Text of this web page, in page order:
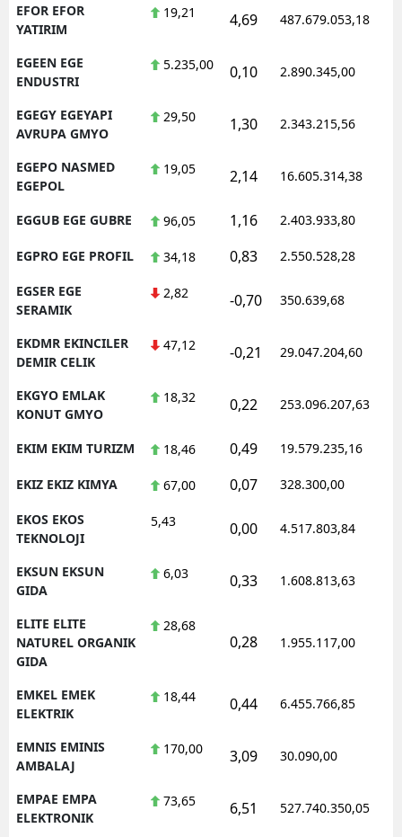
EFOR EFOR
YATIRIM
19,21 4,69 487.679.053,18
EGEEN EGE
ENDUSTRI
5.235,00 0,10 2.890.345,00
EGEGY EGEYAPI
AVRUPA GMYO
29,50 1,30 2.343.215,56
EGEPO NASMED
EGEPOL
19,05 2,14 16.605.314,38
EGGUB EGE GUBRE 96,05 1,16 2.403.933,80
EGPRO EGE PROFIL 34,18 0,83 2.550.528,28
EGSER EGE
SERAMIK
2,82 -0,70 350.639,68
EKDMR EKINCILER
DEMIR CELIK
47,12 -0,21 29.047.204,60
EKGYO EMLAK
KONUT GMYO
18,32 0,22 253.096.207,63
EKIM EKIM TURIZM 18,46 0,49 19.579.235,16
EKIZ EKIZ KIMYA 67,00 0,07 328.300,00
EKOS EKOS
TEKNOLOJI
5,43 0,00 4.517.803,84
EKSUN EKSUN
GIDA
6,03 0,33 1.608.813,63
ELITE ELITE
NATUREL ORGANIK
GIDA
28,68
0,28 1.955.117,00
EMKEL EMEK
ELEKTRIK
18,44 0,44 6.455.766,85
EMNIS EMINIS
AMBALAJ
170,00 3,09 30.090,00
EMPAE EMPA
ELEKTRONIK
73,65 6,51 527.740.350,05